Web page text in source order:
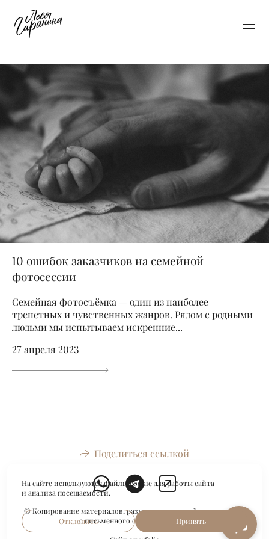
10 ошибок заказчиков на семейной
фотосессии
Семейная фотосъёмка — один из наиболее
трепетных и чувственных жанров. Рядом с родными
людьми мы испытываем искренние...
27 апреля 2023
Поделиться ссылкой
© Копирование материалов, размещенных на сайте, возможно
с письменного согласия автора.
На сайте используются файлы cookie для работы сайта
и анализа посещаемости.
Отклонить Принять